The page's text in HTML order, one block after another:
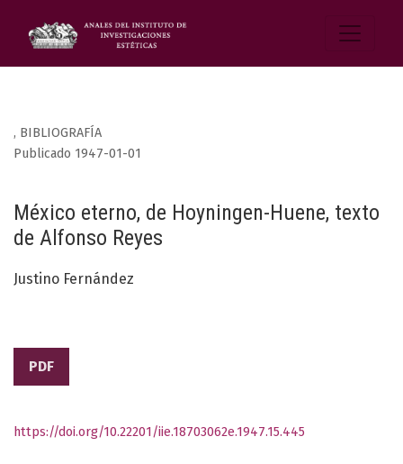
, BIBLIOGRAFÍA
México eterno, de Hoyningen-Huene, texto
de Alfonso Reyes
Publicado 1947-01-01
Justino Fernández
PDF
https://doi.org/10.22201/iie.18703062e.1947.15.445